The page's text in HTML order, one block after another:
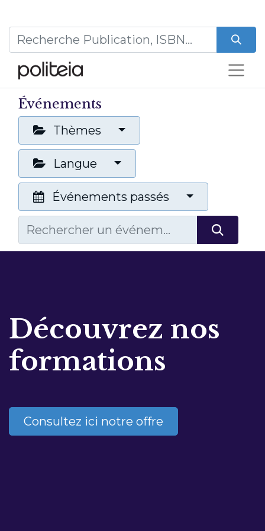
Événements
Thèmes
Langue
Événements passés
Découvrez nos
formations
Consultez ici notre offre